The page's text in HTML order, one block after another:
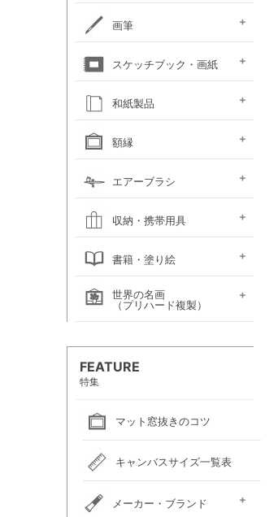
鉛筆セット
画用木炭
モデル人形
デッサン関連用品
ロットリング
W&N ドローイングインク
画筆
油彩筆セット
油彩用ラウンド（丸筆）
（丸平筆）
油彩用フラット（平筆）
油彩用ファン（扇型）
油絵用刷毛
水彩筆セット
水彩用ラウンド（丸筆）
水彩用フラット（平筆）
（日本画・デザイン用）
（日本画・デザイン用）
（日本画・デザイン用）
（日本画・デザイン用）
（日本画・デザイン用）
（日本画・デザイン用）
（日本画・デザイン用）
（日本画・デザイン用）
化粧筆
絵手紙用筆
スケッチブック・画紙
アルシュ水彩紙
モンバルキャンソン
ファインフェース
キャンソンXL
アルビレオ水彩紙
クレスター水彩紙
フォード水彩紙
アヴァロン水彩紙
ラングトン水彩紙
ワトソン水彩紙
ホワイトワトソン水彩紙
TACスケッチブック
W&N コットマン水彩紙
ナル水彩紙
スケッチブック 並口
オリーブシリーズ厚口
メダリオン特厚口
マルマン ヴィフアール
マルマン ソーホー
マルマン 麻表紙
クロッキーブック
クレイドクロッキー
セクションクロッキー
スタンダードクロッキー
キャンソン ミ・タント
パステルワトソン
パステルマーメイド
パステルブック
ペーパーセレクション
ポストカード
カラージェッソペーパー
水彩色紙
和紙製品
和紙・絵絹・転写紙
日本画用麻紙ボールド
水墨画用紙
ファイル
芳名帳・仮巻
額縁
油彩用額縁 (木製)
仮額縁
(マット付)
(マット無し)
軽量フレーム・イレパネ
色紙額
額用金具
エアーブラシ
ハンドピース
コンプレッサー
システムパーツ（部品）
エアーブラシ関連用品
収納・携帯用具
ポートフォリオ
キャンバスバッグ
キャンバスバッグ
スケッチバッグ各種
スケッチバッグ
エプロン
書籍・塗り絵
絵画関連書籍
塗り絵
世界の名画
（プリハード複製）
FEATURE
特集
マット窓抜きのコツ
キャンバスサイズ一覧表
メーカー・ブランド